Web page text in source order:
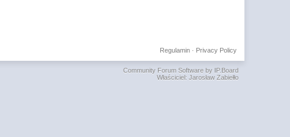
Privacy Policy
Regulamin·
Community Forum Software by IP.Board
Właściciel: Jarosław Zabiełło